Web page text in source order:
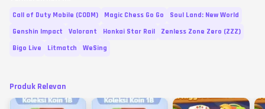
Call of Duty Mobile (CODM) Magic Chess Go Go
Soul Land: New World
Genshin Impact
Valorant Honkai Star Rail
Zenless Zone Zero (ZZZ)
Bigo Live
Litmatch WeSing
Produk Relevan